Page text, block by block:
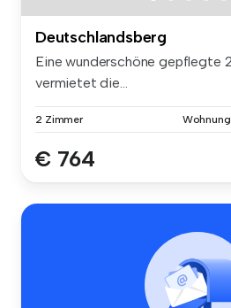
Deutschlandsberg
Eine wunderschöne gepflegte
vermietet die...
2 Zimmer Wohnung
€ 764